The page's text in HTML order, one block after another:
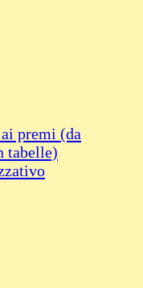
premi (da
tabelle)